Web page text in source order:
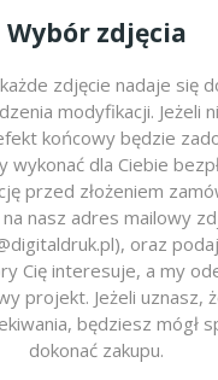
Wybór zdjęcia
zdjęcie nadaje się
modyfikacji. Jeżeli
końcowy będzie
wykonać dla Ciebie
przed złożeniem
nasz adres mailowy
oraz
Cię interesuje, a my
projekt. Jeżeli uznasz,
będziesz mógł
dokonać zakupu.